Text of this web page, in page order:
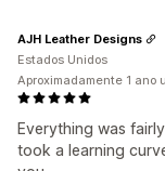
Everything was
took a learning
AJH Leather Designs
Estados Unidos
Aproximadamente 1 ano